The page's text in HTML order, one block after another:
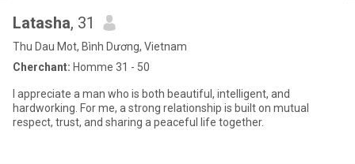
Latasha, 31
Thu Dau Mot, Bình Dương, Vietnam
Cherchant: Homme 31 - 50
I appreciate a man who is both beautiful, intelligent, and
hardworking. For me, a strong relationship is built on mutual
respect, trust, and sharing a peaceful life together.